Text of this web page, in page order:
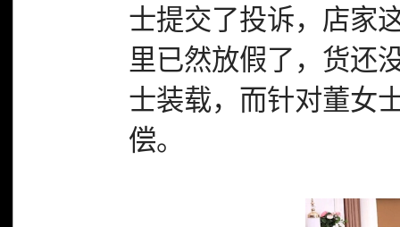
士提交了投诉，店家
里已然放假了，货还
士装载，而针对董女
偿。